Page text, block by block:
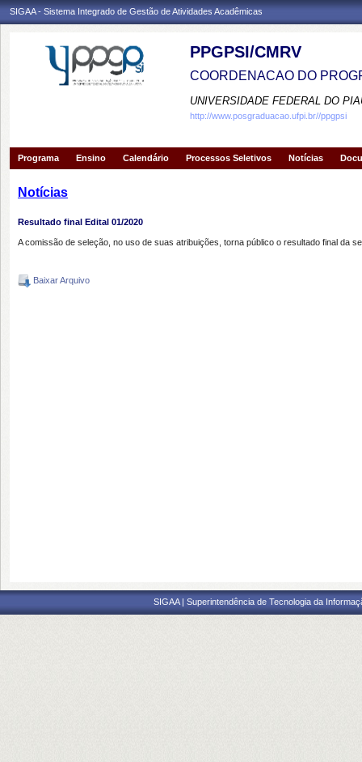
SIGAA - Sistema Integrado de Gestão de Atividades Acadêmicas
PPGPSI/CMRV
COORDENACAO DO
UNIVERSIDADE FEDERAL DO
http://www.posgraduacao.ufpi.br//ppgpsi
Programa Ensino Calendário Processos Seletivos Notícias
Notícias
Resultado final Edital 01/2020
A comissão de seleção, no uso de suas atribuições, torna público o resultado final da
Baixar Arquivo
SIGAA | Superintendência de Tecnologia da